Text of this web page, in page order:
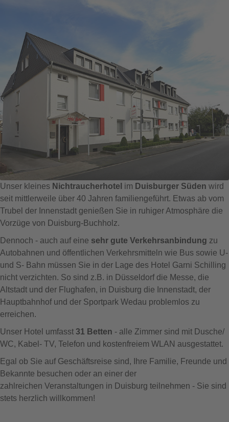
Unser kleines Nichtraucherhotel im Duisburger Süden wird
seit mittlerweile über 40 Jahren familiengeführt. Etwas ab vom
Trubel der Innenstadt genießen Sie in ruhiger Atmosphäre die
Vorzüge von Duisburg-Buchholz.
Dennoch - auch auf eine sehr gute Verkehrsanbindung zu
Autobahnen und öffentlichen Verkehrsmitteln wie Bus sowie U-
und S- Bahn müssen Sie in der Lage des Hotel Garni Schilling
nicht verzichten. So sind z.B. in Düsseldorf die Messe, die
Altstadt und der Flughafen, in Duisburg die Innenstadt, der
Hauptbahnhof und der Sportpark Wedau problemlos zu
erreichen.
Unser Hotel umfasst 31 Betten - alle Zimmer sind mit Dusche/
WC, Kabel- TV, Telefon und kostenfreiem WLAN ausgestattet.
Egal ob Sie auf Geschäftsreise sind, Ihre Familie, Freunde und
Bekannte besuchen oder an einer der
zahlreichen Veranstaltungen in Duisburg teilnehmen - Sie sind
stets herzlich willkommen!